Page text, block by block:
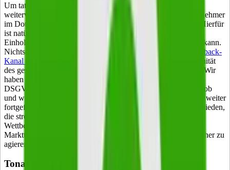
Um tatsächlich auch relevante Informationen sammeln und
weiterverarbeiten zu können, sollten die Ergebnisse dem Teilnehmer
im Double-Opt-In-Verfahren via E-Mail übermittelt werden. Hierfür
ist natürlich eine explizite Zustimmung erforderlich, deren
Einholung man geschickt in den Verlauf des Quiz integrieren kann.
Nichtsdestotrotz muss der Interessent vorher
über diesen Feedback-
Kanal informiert
werden. Kompromisslose DSGVO-Konformität
des gesamten Prozesses ist Boris Pfeiffer besonders wichtig: „Wir
haben uns schon direkt nach der ersten Ankündigung der EU-
DSGVO im Jahre 2016 intensiv Gedanken darüber gemacht, ob
und wie unser Geschäftsmodell unter diesen Voraussetzungen weiter
fortgeführt werden kann. Schlussendlich haben wir uns entschieden,
die strengen Regeln nicht als Hindernis, sondern als
Wettbewerbsvorteil zu sehen – mit Erfolg. Ich kann allen
Marktteilnehmern nur empfehlen, auch im Sinne der Verbraucher zu
agieren.“
Tonalität und Umfang